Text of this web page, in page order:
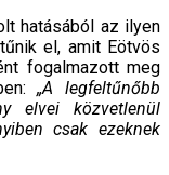
hatásából az ilyen
el, amit Eötvös
fogalmazott meg
„A legfeltűnőbb
elvei közvetlenül
csak ezeknek